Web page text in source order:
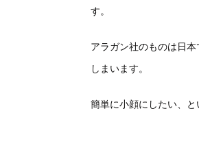
す。
アラガン社のものは日
しまいます。
簡単に小顔にしたい、と